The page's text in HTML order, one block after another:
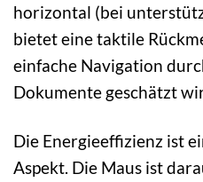
horizontal (bei
bietet eine taktile
einfache Navigation
Dokumente geschätzt
Die Energieeffizienz ist
Aspekt. Die Maus ist